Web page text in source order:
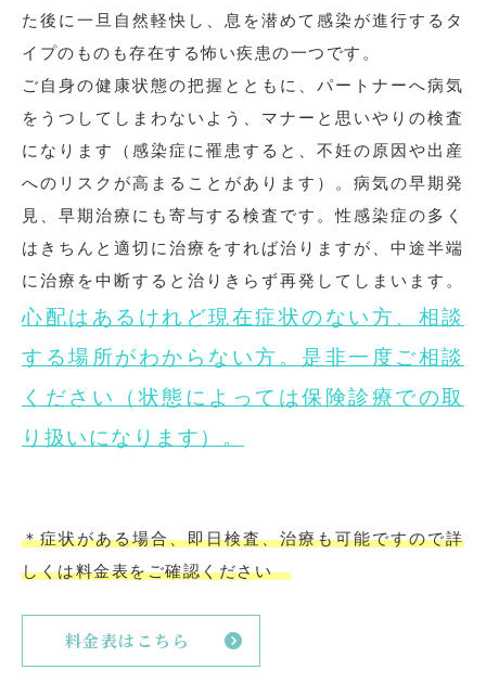
た後に一旦自然軽快し、息を潜めて感染が進行するタ
イプのものも存在する怖い疾患の一つです。
ご自身の健康状態の把握とともに、パートナーへ病気
をうつしてしまわないよう、マナーと思いやりの検査
になります（感染症に罹患すると、不妊の原因や出産
へのリスクが高まることがあります）。病気の早期発
見、早期治療にも寄与する検査です。性感染症の多く
はきちんと適切に治療をすれば治りますが、中途半端
に治療を中断すると治りきらず再発してしまいます。
心配はあるけれど現在症状のない方、相談
する場所がわからない方。是非一度ご相談
ください（状態によっては保険診療での取
り扱いになります）。
＊症状がある場合、即日検査、治療も可能ですので詳
しくは料金表をご確認ください
料金表はこちら